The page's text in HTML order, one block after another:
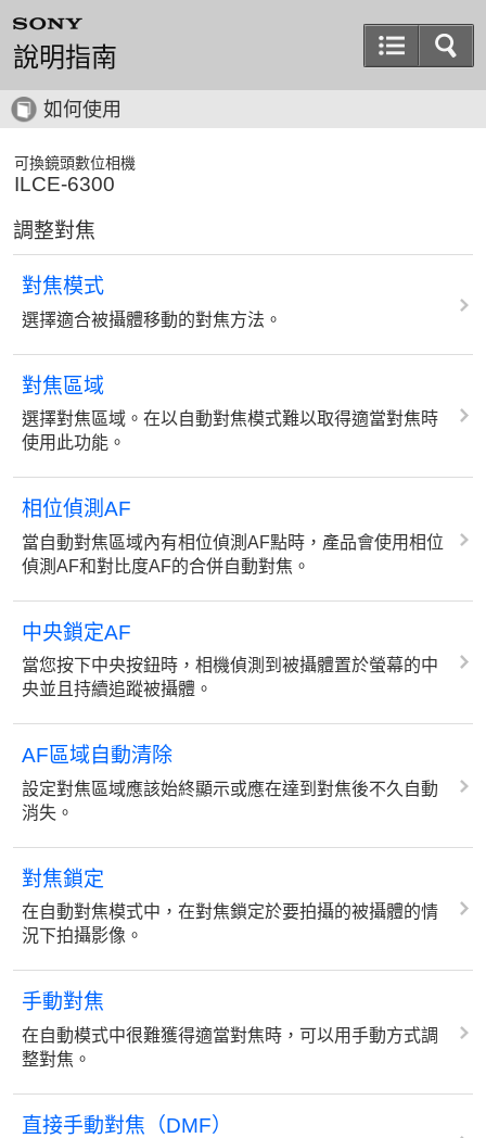
說明指南
如何使用
可換鏡頭數位相機
ILCE-6300
調整對焦
對焦模式
選擇適合被攝體移動的對焦方法。
對焦區域
選擇對焦區域。在以自動對焦模式難以取得適當對焦時
使用此功能。
相位偵測AF
當自動對焦區域內有相位偵測AF點時，產品會使用相位
偵測AF和對比度AF的合併自動對焦。
中央鎖定AF
當您按下中央按鈕時，相機偵測到被攝體置於螢幕的中
央並且持續追蹤被攝體。
AF區域自動清除
設定對焦區域應該始終顯示或應在達到對焦後不久自動
消失。
對焦鎖定
在自動對焦模式中，在對焦鎖定於要拍攝的被攝體的情
況下拍攝影像。
手動對焦
在自動模式中很難獲得適當對焦時，可以用手動方式調
整對焦。
直接手動對焦（DMF）